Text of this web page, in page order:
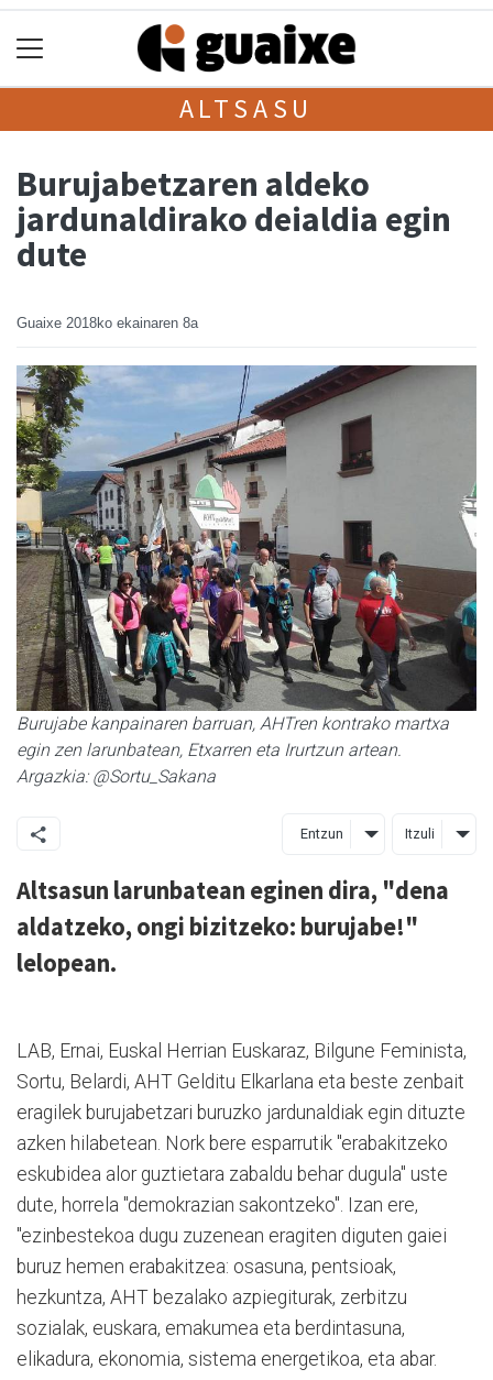
ALTSASU
Burujabetzaren aldeko
jardunaldirako deialdia egin
dute
Guaixe 2018ko ekainaren 8a
Burujabe kanpainaren barruan, AHTren kontrako martxa
egin zen larunbatean, Etxarren eta Irurtzun artean.
Argazkia: @Sortu_Sakana
Entzun Itzuli
Altsasun larunbatean eginen dira, "dena
aldatzeko, ongi bizitzeko: burujabe!"
lelopean.
LAB, Ernai, Euskal Herrian Euskaraz, Bilgune Feminista,
Sortu, Belardi, AHT Gelditu Elkarlana eta beste zenbait
eragilek burujabetzari buruzko jardunaldiak egin dituzte
azken hilabetean. Nork bere esparrutik "erabakitzeko
eskubidea alor guztietara zabaldu behar dugula" uste
dute, horrela "demokrazian sakontzeko". Izan ere,
"ezinbestekoa dugu zuzenean eragiten diguten gaiei
buruz hemen erabakitzea: osasuna, pentsioak,
hezkuntza, AHT bezalako azpiegiturak, zerbitzu
sozialak, euskara, emakumea eta berdintasuna,
elikadura, ekonomia, sistema energetikoa, eta abar.